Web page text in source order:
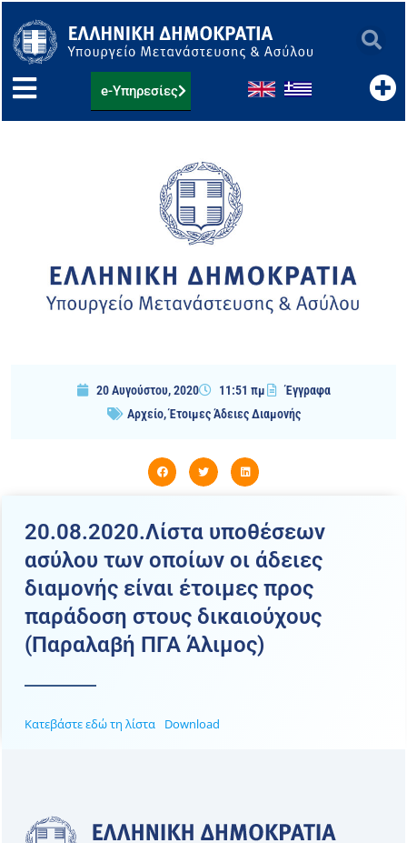
στο
περιεχόμενο
e-Υπηρεσίες
20 Αυγούστου, 2020 11:51 πμ
Έγγραφα
Αρχείο,Έτοιμες Άδειες Διαμονής
20.08.2020.Λίστα υποθέσεων
ασύλου των οποίων οι άδειες
διαμονής είναι έτοιμες προς
παράδοση στους δικαιούχους
(Παραλαβή ΠΓΑ Άλιμος)
Κατεβάστε εδώ τη λίστα Download